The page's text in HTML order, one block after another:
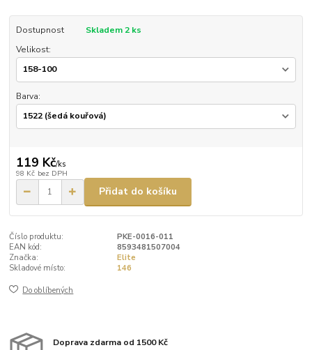
Dostupnost
Skladem 2 ks
Velikost:
Barva:
119 Kč/ks
98 Kč bez DPH
Přidat do košíku
Číslo produktu:
PKE-0016-011
EAN kód:
8593481507004
Značka:
Elite
Skladové místo:
146
Do oblíbených
Doprava zdarma od 1500 Kč